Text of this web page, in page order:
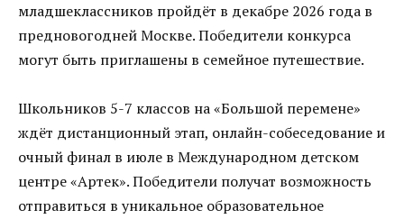
младшеклассников пройдёт в декабре 2026 года в
предновогодней Москве. Победители конкурса
могут быть приглашены в семейное путешествие.
Школьников 5-7 классов на «Большой перемене»
ждёт дистанционный этап, онлайн-собеседование и
очный финал в июле в Международном детском
центре «Артек». Победители получат возможность
отправиться в уникальное образовательное